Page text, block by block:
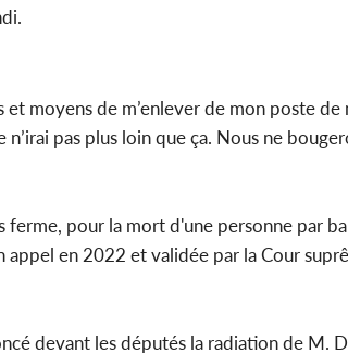
moyens de m’enlever de mon poste de
pas plus loin que ça. Nous ne
pour la mort d'une personne par
en 2022 et validée par la Cour
devant les députés la radiation de M.